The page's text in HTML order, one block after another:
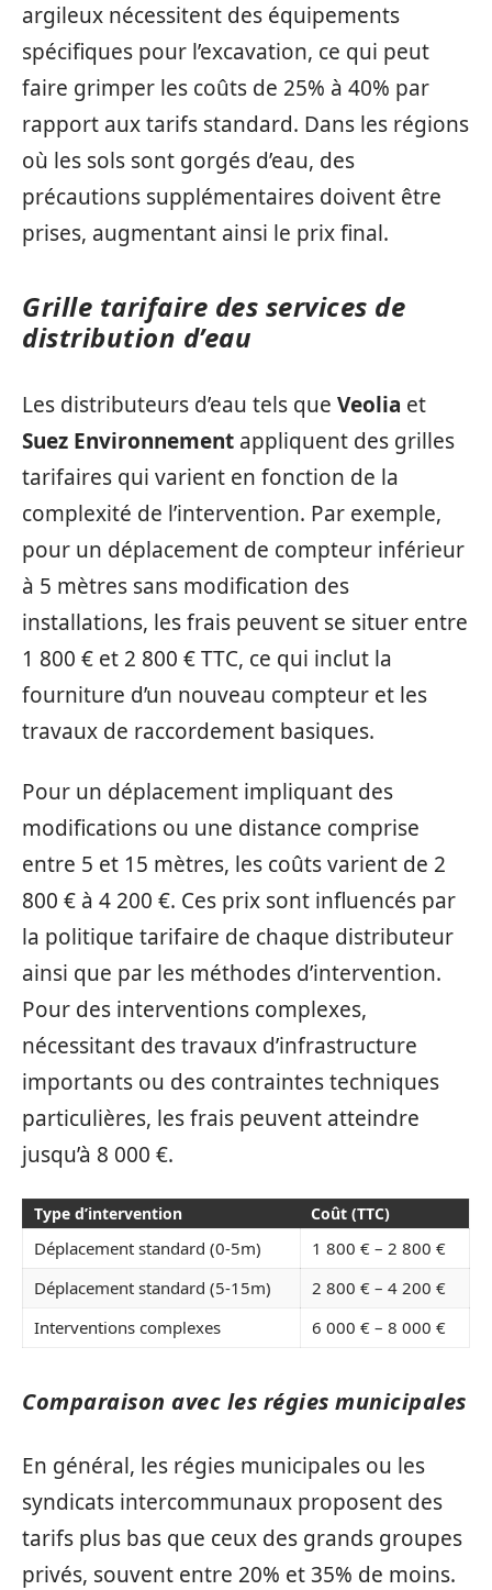
argileux nécessitent des équipements
spécifiques pour l’excavation, ce qui peut
faire grimper les coûts de 25% à 40% par
rapport aux tarifs standard. Dans les régions
où les sols sont gorgés d’eau, des
précautions supplémentaires doivent être
prises, augmentant ainsi le prix final.
Grille tarifaire des services de
distribution d’eau
Les distributeurs d’eau tels que Veolia et
Suez Environnement appliquent des grilles
tarifaires qui varient en fonction de la
complexité de l’intervention. Par exemple,
pour un déplacement de compteur inférieur
à 5 mètres sans modification des
installations, les frais peuvent se situer entre
1 800 € et 2 800 € TTC, ce qui inclut la
fourniture d’un nouveau compteur et les
travaux de raccordement basiques.
Pour un déplacement impliquant des
modifications ou une distance comprise
entre 5 et 15 mètres, les coûts varient de 2
800 € à 4 200 €. Ces prix sont influencés par
la politique tarifaire de chaque distributeur
ainsi que par les méthodes d’intervention.
Pour des interventions complexes,
nécessitant des travaux d’infrastructure
importants ou des contraintes techniques
particulières, les frais peuvent atteindre
jusqu’à 8 000 €.
Type d’intervention Coût (TTC)
Déplacement standard (0-5m)
1 800 € – 2 800 €
Déplacement standard (5-15m)
2 800 € – 4 200 €
Interventions complexes
6 000 € – 8 000 €
Comparaison avec les régies municipales
En général, les régies municipales ou les
syndicats intercommunaux proposent des
tarifs plus bas que ceux des grands groupes
privés, souvent entre 20% et 35% de moins.